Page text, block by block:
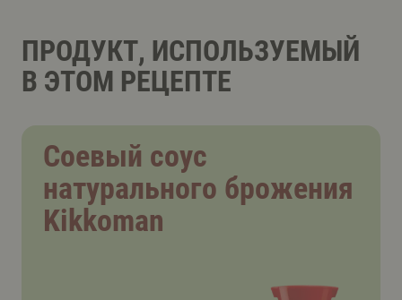
ПРОДУКТ, ИСПОЛЬЗУЕМЫЙ
В ЭТОМ РЕЦЕПТЕ
Соевый соус
натурального брожения
Kikkoman